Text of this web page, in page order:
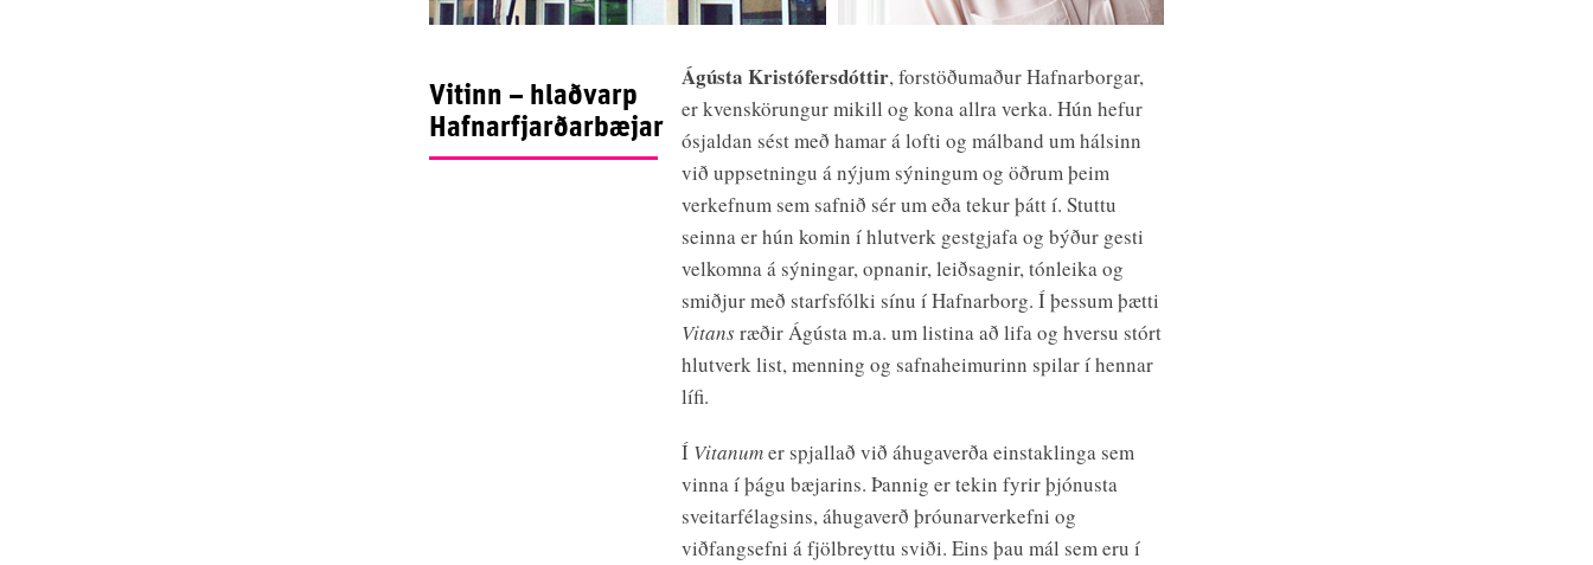
Vitinn – hlaðvarp
Hafnarfjarðarbæjar
Ágústa Kristófersdóttir, forstöðumaður Hafnarborgar,
er kvenskörungur mikill og kona allra verka. Hún hefur
ósjaldan sést með hamar á lofti og málband um hálsinn
við uppsetningu á nýjum sýningum og öðrum þeim
verkefnum sem safnið sér um eða tekur þátt í. Stuttu
seinna er hún komin í hlutverk gestgjafa og býður gesti
velkomna á sýningar, opnanir, leiðsagnir, tónleika og
smiðjur með starfsfólki sínu í Hafnarborg. Í þessum þætti
Vitansræðir Ágústa m.a. um listina að lifa og hversu stórt
hlutverk list, menning og safnaheimurinn spilar í hennar
lífi.
Í Vitanumer spjallað við áhugaverða einstaklinga sem
vinna í þágu bæjarins. Þannig er tekin fyrir þjónusta
sveitarfélagsins, áhugaverð þróunarverkefni og
viðfangsefni á fjölbreyttu sviði. Eins þau mál sem eru í